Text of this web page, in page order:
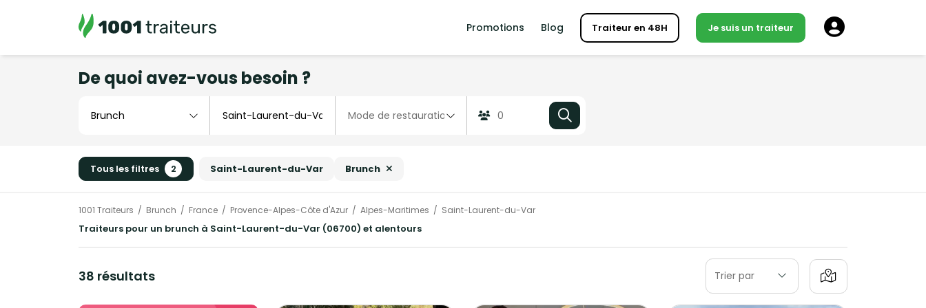
Promotions Blog Traiteur en 48H Je suis un traiteur
De quoi avez-vous besoin ?
Tous les filtres 2 Saint-Laurent-du-Var Brunch
1001 Traiteurs Brunch France Provence-Alpes-Côte d'Azur Alpes-Maritimes Saint-Laurent-du-Var
Traiteurs pour un brunch à Saint-Laurent-du-Var (06700) et alentours
38 résultats Trier par